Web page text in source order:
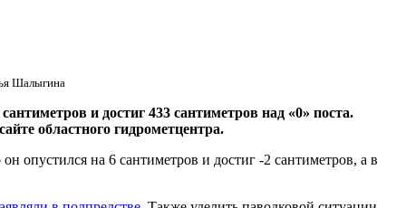
Шалыгина
и достиг 433 сантиметров над «0» поста.
областного гидрометцентра.
опустился на 6 сантиметров и достиг -2 сантиметров, а в